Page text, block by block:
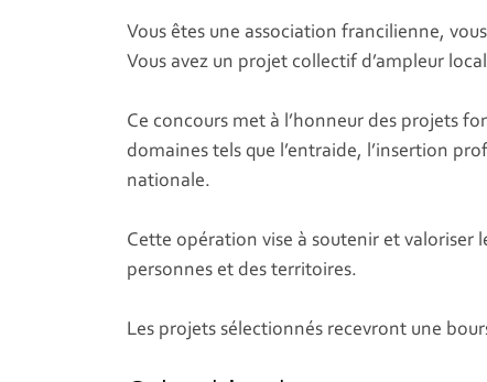
Vous êtes une association francilienne,
Vous avez un projet collectif d’ampleur
Ce concours met à l’honneur des projets
domaines tels que l’entraide, l’insertion
nationale.
Cette opération vise à soutenir et valoriser
personnes et des territoires.
Les projets sélectionnés recevront une